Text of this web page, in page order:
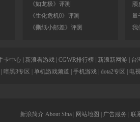
《如龙极》评测
《生化危机0》评测
《撕纸小邮差》评测
顽
量
我
卡中心 新浪看游戏 CGWR排行榜 新浪新网游
台
暗黑3专区 单机游戏频道 手机游戏 dota2专区 电
新浪简介 About Sina 网站地图 广告服务
联